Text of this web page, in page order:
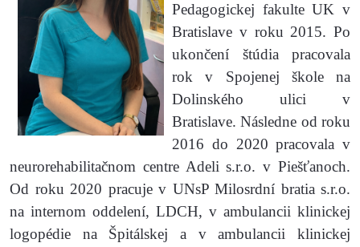
Pedagogickej fakulte UK v
Bratislave v roku 2015. Po
ukončení štúdia pracovala
rok v Spojenej škole na
Dolinského ulici v
Bratislave. Následne od roku
2016 do 2020 pracovala v
neurorehabilitačnom centre Adeli s.r.o. v Piešťanoch.
Od roku 2020 pracuje v UNsP Milosrdní bratia s.r.o.
na internom oddelení, LDCH, v ambulancii klinickej
logopédie na Špitálskej a v ambulancii klinickej